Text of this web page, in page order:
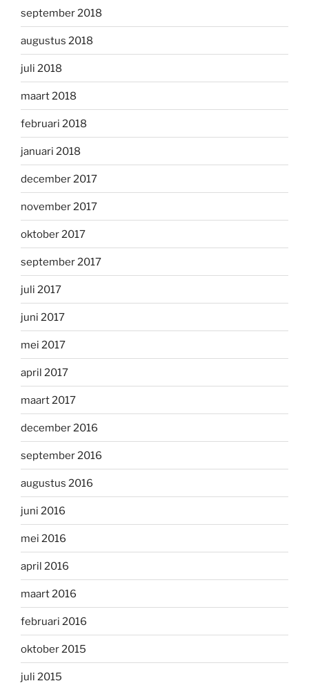
september 2018
augustus 2018
juli 2018
maart 2018
februari 2018
januari 2018
december 2017
november 2017
oktober 2017
september 2017
juli 2017
juni 2017
mei 2017
april 2017
maart 2017
december 2016
september 2016
augustus 2016
juni 2016
mei 2016
april 2016
maart 2016
februari 2016
oktober 2015
juli 2015